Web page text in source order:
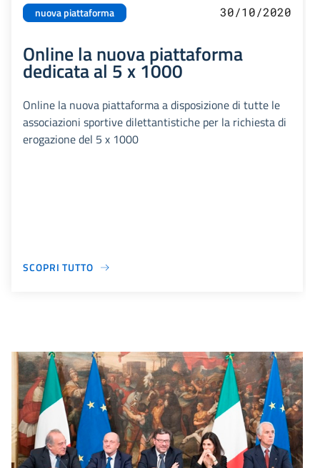
nuova piattaforma 30/10/2020
Online la nuova piattaforma
dedicata al 5 x 1000
Online la nuova piattaforma a disposizione di tutte le
associazioni sportive dilettantistiche per la richiesta di
erogazione del 5 x 1000
SCOPRI TUTTO